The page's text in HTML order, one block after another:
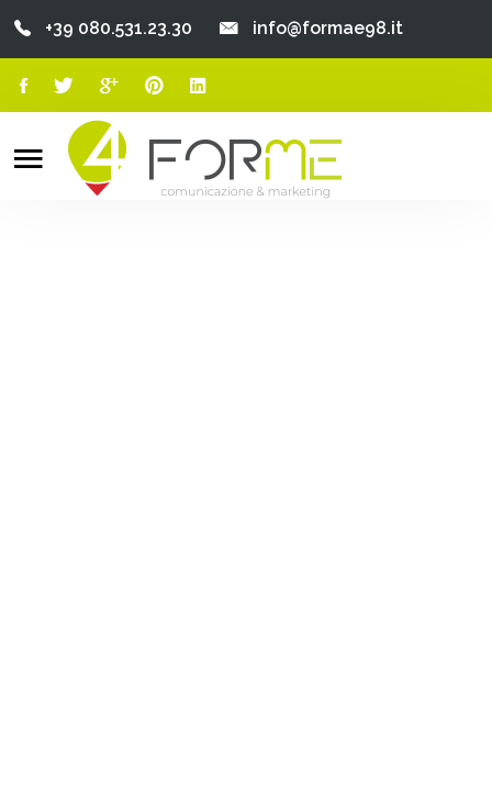
Chi Siamo
+39 080.531.23.30 info@formae98.it
Search